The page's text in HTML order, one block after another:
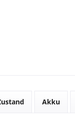
Akku